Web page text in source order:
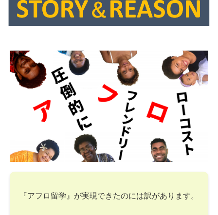
『アフロ留学』が実現できたのには訳があります。